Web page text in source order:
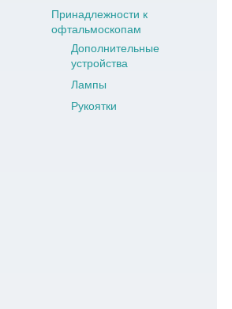
Принадлежности к
офтальмоскопам
Дополнительные
устройства
Лампы
Рукоятки